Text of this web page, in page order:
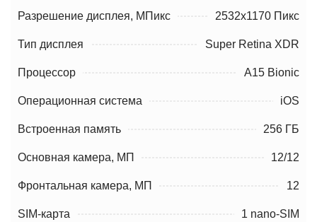
Разрешение дисплея, МПикс 2532x1170 Пикс
Тип дисплея Super Retina XDR
Процессор A15 Bionic
Операционная система iOS
Встроенная память 256 ГБ
Основная камера, МП 12/12
Фронтальная камера, МП 12
SIM-карта 1 nano-SIM